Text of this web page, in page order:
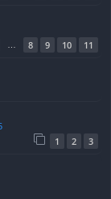
… 8 9 10 11
1 2 3